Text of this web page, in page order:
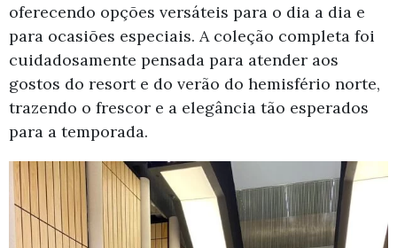
oferecendo opções versáteis para o dia a dia e
para ocasiões especiais. A coleção completa foi
cuidadosamente pensada para atender aos
gostos do resort e do verão do hemisfério norte,
trazendo o frescor e a elegância tão esperados
para a temporada.